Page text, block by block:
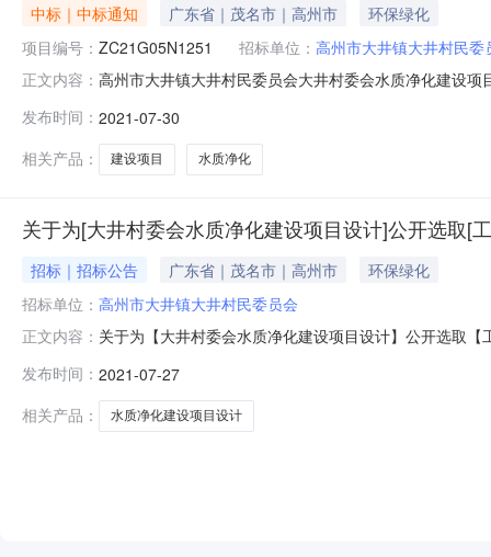
中标｜中标通知 广东省｜茂名市｜高州市
环保绿化
项目编号： ZC21G05N1251 招标单位： 高州市大井镇大井村民委
正文内容： 高州市大井镇大井村民委员会大井村委会水质净化建设
四、采购结果合同包1(大井村委会水质净化建设项目（
工程公司高州市府
发布时间： 2021-07-30
相关产品：
建设项目 水质净化
关于为[大井村委会水质净化建设项目设计]公开选取[
招标｜招标公告 广东省｜茂名市｜高州市
环保绿化
招标单位： 高州市大井镇大井村民委员会
正文内容： 关于为【大井村委会水质净化建设项目设计】公开选取
项目业主高州市大井镇大井村民委员会采购项目名称大
村委会水质净化建设项目设
发布时间： 2021-07-27
相关产品：
水质净化建设项目设计